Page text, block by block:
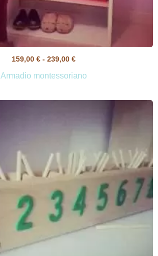
159,00 € - 239,00 €
Armadio montessoriano